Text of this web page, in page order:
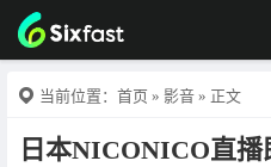
当前位置： 首页 » 影音 » 正文
日本NICONICO直